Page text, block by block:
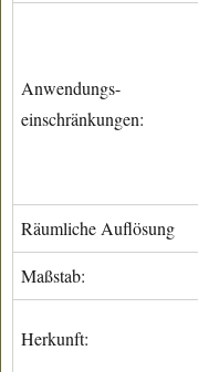
Anwendungs-
einschränkungen:
Räumliche Auflösung
Maßstab:
Herkunft: